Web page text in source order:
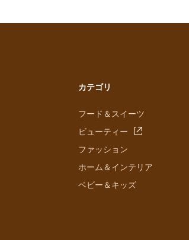
カテゴリ
フード＆スイーツ
ビューティー
ファッション
ホーム＆インテリア
ベビー＆キッズ